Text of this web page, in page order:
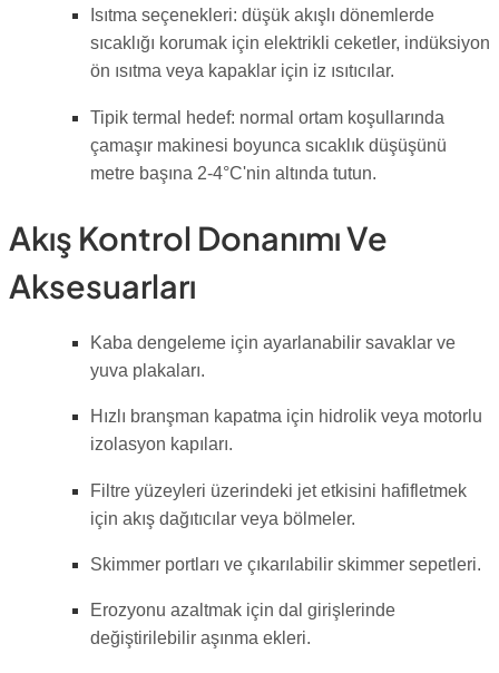
Isıtma seçenekleri: düşük akışlı dönemlerde
sıcaklığı korumak için elektrikli ceketler, indüksiyon
ön ısıtma veya kapaklar için iz ısıtıcılar.
Tipik termal hedef: normal ortam koşullarında
çamaşır makinesi boyunca sıcaklık düşüşünü
metre başına 2-4°C'nin altında tutun.
Akış Kontrol Donanımı Ve
Aksesuarları
Kaba dengeleme için ayarlanabilir savaklar ve
yuva plakaları.
Hızlı branşman kapatma için hidrolik veya motorlu
izolasyon kapıları.
Filtre yüzeyleri üzerindeki jet etkisini hafifletmek
için akış dağıtıcılar veya bölmeler.
Skimmer portları ve çıkarılabilir skimmer sepetleri.
Erozyonu azaltmak için dal girişlerinde
değiştirilebilir aşınma ekleri.